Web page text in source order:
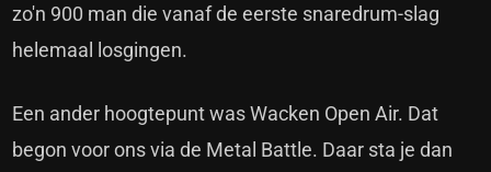
zo'n 900 man die vanaf de eerste snaredrum-slag
helemaal losgingen.
Een ander hoogtepunt was Wacken Open Air. Dat
begon voor ons via de Metal Battle. Daar sta je dan